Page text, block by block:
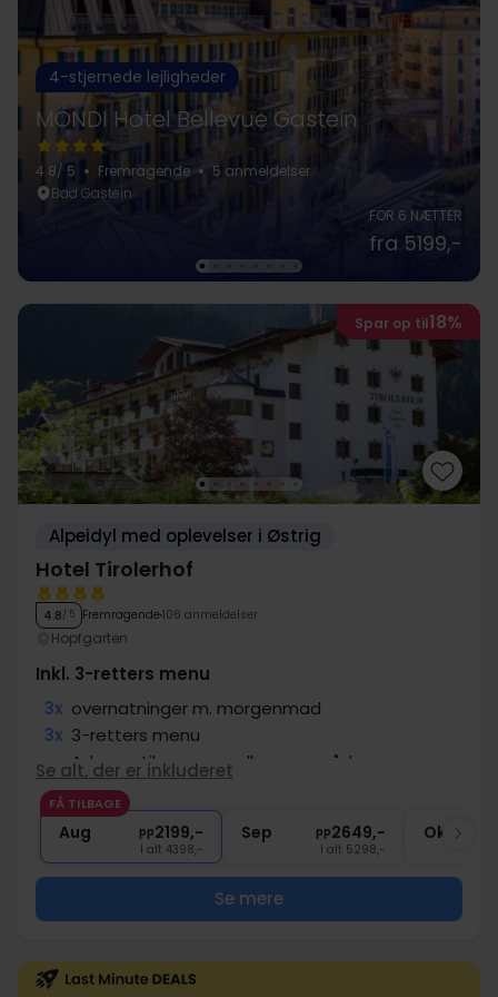
4-stjernede lejligheder
MONDI Hotel Bellevue Gastein
4.8/ 5 Fremragende
5 anmeldelser
Bad Gastein
FOR 6 NÆTTER
fra 5199,-
Spar op til18%
Alpeidyl med oplevelser i Østrig
Hotel Tirolerhof
4.8/ 5 Fremragende106 anmeldelser
Hopfgarten
Inkl. 3-retters menu
3x overnatninger m. morgenmad
3x 3-retters menu
∞
Adgang til spa og wellness område
1x 1 velkomstdrink
3x Wildschönau kort
Se alt, der er inkluderet
FÅ TILBAGE
Aug pp2199,-
I alt 4398,-
Sep pp2649,-
I alt 5298,-
Okt
Se mere